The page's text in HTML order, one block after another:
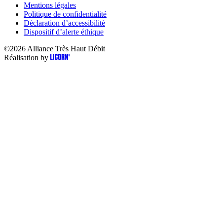
Mentions légales
Politique de confidentialité
Déclaration d’accessibilité
Dispositif d’alerte éthique
©2026 Alliance Très Haut Débit
Réalisation by